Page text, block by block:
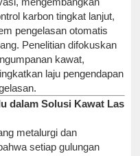
karbon tingkat lanjut,
pengelasan otomatis
Penelitian difokuskan
kawat,
laju pengendapan
dalam Solusi Kawat Las
metalurgi dan
setiap gulungan